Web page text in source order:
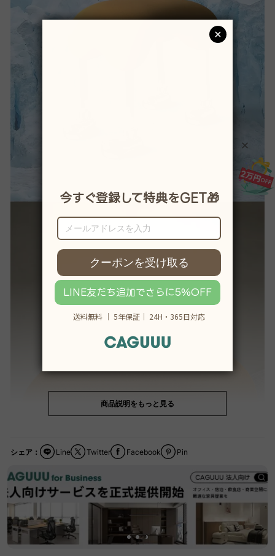
商品説明をもっと見る
シェア： Facebook
Twitter Pin
Line